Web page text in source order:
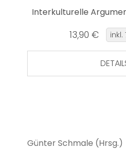
Interkulturelle
13,90 € inkl.
Günter Schmale (Hrsg.)